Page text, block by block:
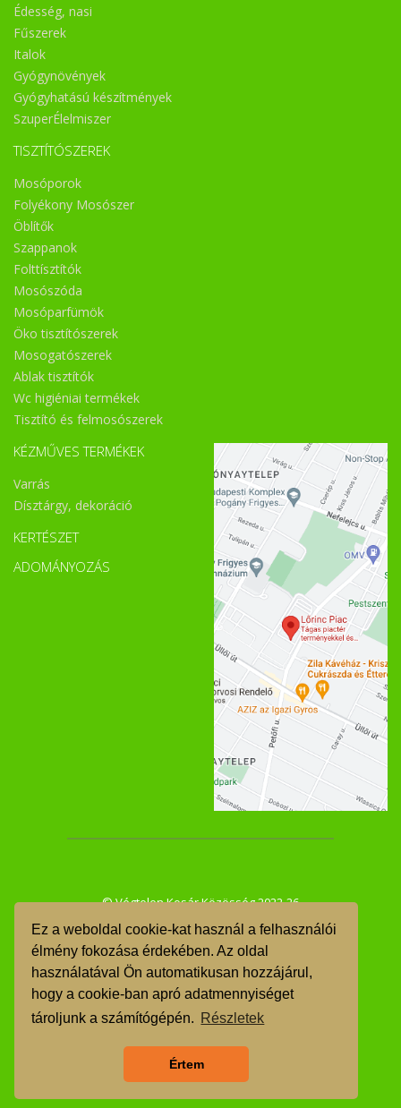
Ez a weboldal cookie-kat használ a felhasználói
élmény fokozása érdekében. Az oldal
használatával Ön automatikusan hozzájárul,
hogy a cookie-ban apró adatmennyiséget
tároljunk a számítógépén. Részletek
Értem
Édesség, nasi
Fűszerek
Italok
Gyógynövények
Gyógyhatású készítmények
SzuperÉlelmiszer
TISZTÍTÓSZEREK
Mosóporok
Folyékony Mosószer
Öblítők
Szappanok
Folttísztítók
Mosószóda
Mosóparfümök
Öko tisztítószerek
Mosogatószerek
Ablak tisztítók
Wc higiéniai termékek
Tisztító és felmosószerek
KÉZMŰVES TERMÉKEK
Varrás
Dísztárgy, dekoráció
KERTÉSZET
ADOMÁNYOZÁS
© Végtelen Kosár Közösség 2022-26
ÁSZF
GDPR
TMR
Árgarancia